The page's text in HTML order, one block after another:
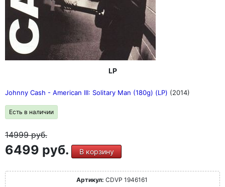
LP
Johnny Cash - American III: Solitary Man (180g) (LP) (2014)
Есть в наличии
14999руб.
6499 руб. В корзину
Артикул: CDVP 1946161